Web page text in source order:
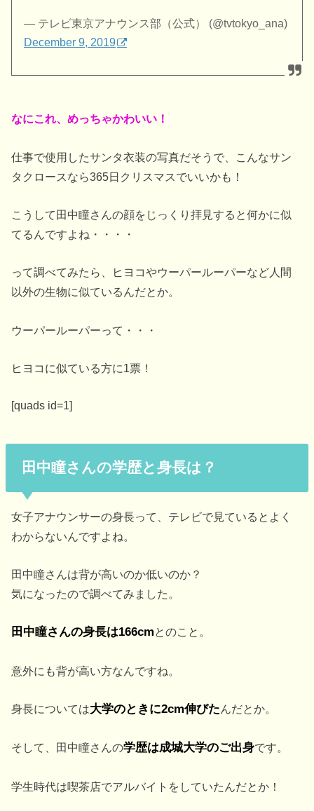
— テレビ東京アナウンス部（公式） (@tvtokyo_ana)
December 9, 2019
なにこれ、めっちゃかわいい！
仕事で使用したサンタ衣装の写真だそうで、こんなサン
タクロースなら365日クリスマスでいいかも！
こうして田中瞳さんの顔をじっくり拝見すると何かに似
てるんですよね・・・・
って調べてみたら、ヒヨコやウーパールーパーなど人間
以外の生物に似ているんだとか。
ウーパールーパーって・・・
ヒヨコに似ている方に1票！
[quads id=1]
田中瞳さんの学歴と身長は？
女子アナウンサーの身長って、テレビで見ているとよく
わからないんですよね。
田中瞳さんは背が高いのか低いのか？
気になったので調べてみました。
田中瞳さんの身長は166cmとのこと。
意外にも背が高い方なんですね。
身長については大学のときに2cm伸びたんだとか。
そして、田中瞳さんの学歴は成城大学のご出身です。
学生時代は喫茶店でアルバイトをしていたんだとか！